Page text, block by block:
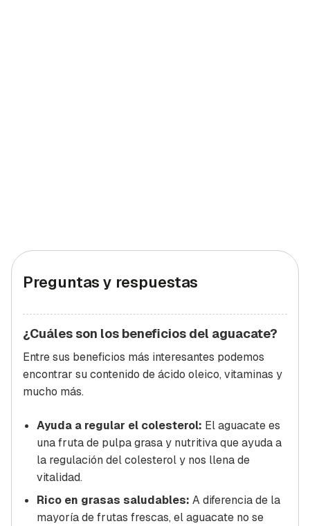
Preguntas y respuestas
¿Cuáles son los beneficios del aguacate?
Entre sus beneficios más interesantes podemos
encontrar su contenido de ácido oleico, vitaminas y
mucho más.
Ayuda a regular el colesterol: El aguacate es
una fruta de pulpa grasa y nutritiva que ayuda a
la regulación del colesterol y nos llena de
vitalidad.
Rico en grasas saludables: A diferencia de la
mayoría de frutas frescas, el aguacate no se